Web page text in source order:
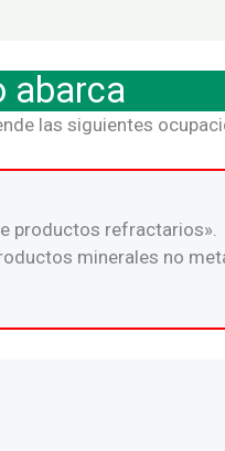
abarca
las siguientes
productos refractarios».
minerales no